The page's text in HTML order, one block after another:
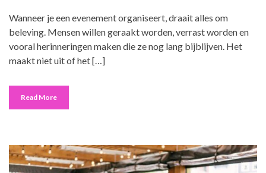
Wanneer je een evenement organiseert, draait alles om
beleving. Mensen willen geraakt worden, verrast worden en
vooral herinneringen maken die ze nog lang bijblijven. Het
maakt niet uit of het […]
Read More